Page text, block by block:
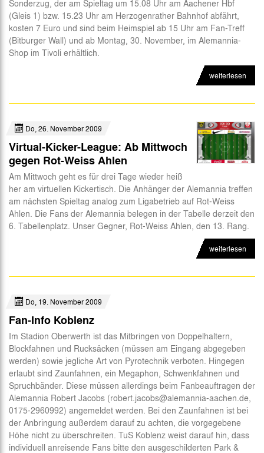
Sonderzug, der am Spieltag um 15.08 Uhr am Aachener Hbf
(Gleis 1) bzw. 15.23 Uhr am Herzogenrather Bahnhof abfährt,
kosten 7 Euro und sind beim Heimspiel ab 15 Uhr am Fan-Treff
(Bitburger Wall) und ab Montag, 30. November, im Alemannia-
Shop im Tivoli erhältlich.
weiterlesen
Do, 26. November 2009
Virtual-Kicker-League: Ab Mittwoch
gegen Rot-Weiss Ahlen
Am Mittwoch geht es für drei Tage wieder heiß
her am virtuellen Kickertisch. Die Anhänger der Alemannia treffen
am nächsten Spieltag analog zum Ligabetrieb auf Rot-Weiss
Ahlen. Die Fans der Alemannia belegen in der Tabelle derzeit den
6. Tabellenplatz. Unser Gegner, Rot-Weiss Ahlen, den 13. Rang.
weiterlesen
Do, 19. November 2009
Fan-Info Koblenz
Im Stadion Oberwerth ist das Mitbringen von Doppelhaltern,
Blockfahnen und Rucksäcken (müssen am Eingang abgegeben
werden) sowie jegliche Art von Pyrotechnik verboten. Hingegen
erlaubt sind Zaunfahnen, ein Megaphon, Schwenkfahnen und
Spruchbänder. Diese müssen allerdings beim Fanbeauftragen der
Alemannia Robert Jacobs (robert.jacobs@alemannia-aachen.de,
0175-2960992) angemeldet werden. Bei den Zaunfahnen ist bei
der Anbringung außerdem darauf zu achten, die vorgegebene
Höhe nicht zu überschreiten. TuS Koblenz weist darauf hin, dass
individuell anreisende Fans bitte den ausgeschilderten Park &